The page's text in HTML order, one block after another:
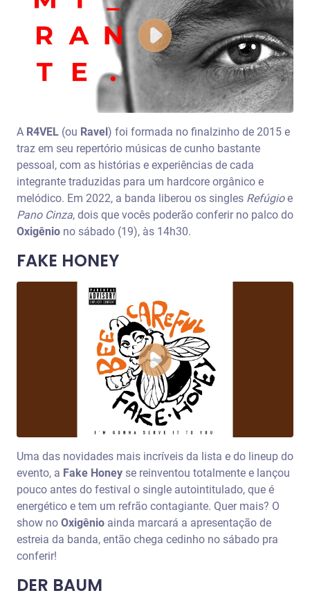
A R4VEL (ou Ravel) foi formada no finalzinho de 2015 e
traz em seu repertório músicas de cunho bastante
pessoal, com as histórias e experiências de cada
integrante traduzidas para um hardcore orgânico e
melódico. Em 2022, a banda liberou os singles Refúgio e
Pano Cinza, dois que vocês poderão conferir no palco do
Oxigênio no sábado (19), às 14h30.
FAKE HONEY
Uma das novidades mais incríveis da lista e do lineup do
evento, a Fake Honey se reinventou totalmente e lançou
pouco antes do festival o single autointitulado, que é
energético e tem um refrão contagiante. Quer mais? O
show no Oxigênio ainda marcará a apresentação de
estreia da banda, então chega cedinho no sábado pra
conferir!
DER BAUM